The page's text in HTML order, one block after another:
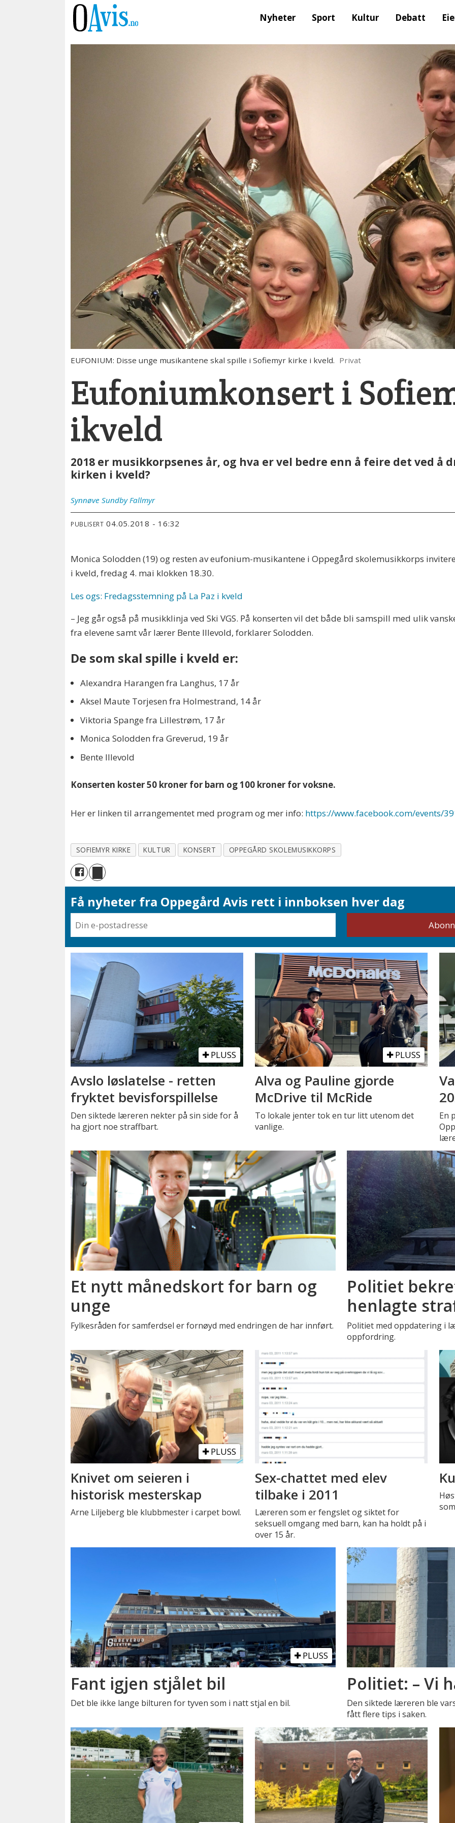
Nyheter Sport Kultur Debatt
EUFONIUM: Disse unge musikantene skal spille i Sofiemyr kirke i kveld. Privat
Eufoniumkonsert i
ikveld
2018 er musikkorpsenes år, og hva er vel bedre enn å feire det ved å
kirken i kveld?
Synnøve Sundby Fallmyr
PUBLISERT 04.05.2018 - 16:32
Monica Solodden (19) og resten av eufonium-musikantene i Oppegård skolemusikkorps
i kveld, fredag 4. mai klokken 18.30.
Les ogs: Fredagsstemning på La Paz i kveld
– Jeg går også på musikklinja ved Ski VGS. På konserten vil det både bli samspill med ulik
fra elevene samt vår lærer Bente Illevold, forklarer Solodden.
De som skal spille i kveld er:
Alexandra Harangen fra Langhus, 17 år
Aksel Maute Torjesen fra Holmestrand, 14 år
Viktoria Spange fra Lillestrøm, 17 år
Monica Solodden fra Greverud, 19 år
Bente Illevold
Konserten koster 50 kroner for barn og 100 kroner for voksne.
Her er linken til arrangementet med program og mer info: https://www.facebook.com/events/
SOFIEMYR KIRKE KULTUR KONSERT OPPEGÅRD SKOLEMUSIKKORPS
Få nyheter fra Oppegård Avis rett i innboksen hver dag
PLUSS
Avslo løslatelse - retten
fryktet bevisforspillelse
Den siktede læreren nekter på sin side for å
ha gjort noe straffbart.
PLUSS
Alva og Pauline gjorde
McDrive til McRide
To lokale jenter tok en tur litt utenom det
vanlige.
En
Et nytt månedskort for barn og
unge
Fylkesråden for samferdsel er fornøyd med endringen de har innført.
Politiet
henlagte
Politiet med oppdatering i
oppfordring.
PLUSS
Knivet om seieren i
historisk mesterskap
Arne Liljeberg ble klubbmester i carpet bowl.
Sex-chattet med elev
tilbake i 2011
Læreren som er fengslet og siktet for
seksuell omgang med barn, kan ha holdt på i
over 15 år.
PLUSS
Fant igjen stjålet bil
Det ble ikke lange bilturen for tyven som i natt stjal en bil.
Politiet: – Vi
Den siktede læreren ble
fått flere tips i saken.